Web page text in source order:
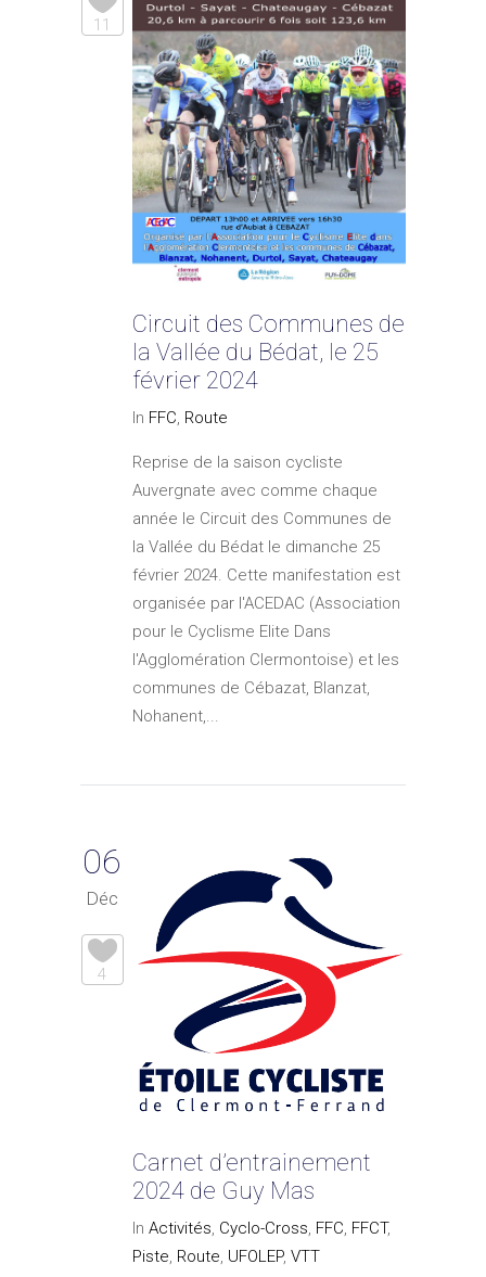
11
Circuit des Communes de
la Vallée du Bédat, le 25
février 2024
In FFC, Route
Reprise de la saison cycliste
Auvergnate avec comme chaque
année le Circuit des Communes de
la Vallée du Bédat le dimanche 25
février 2024. Cette manifestation est
organisée par l'ACEDAC (Association
pour le Cyclisme Elite Dans
l'Agglomération Clermontoise) et les
communes de Cébazat, Blanzat,
Nohanent,...
06
Déc
4
Carnet d’entrainement
2024 de Guy Mas
In Activités, Cyclo-Cross, FFC, FFCT,
Piste, Route, UFOLEP, VTT